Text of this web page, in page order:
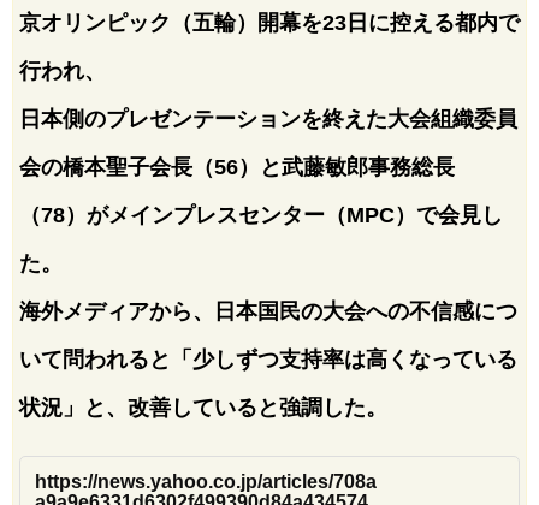
京オリンピック（五輪）開幕を23日に控える都内で
行われ、
日本側のプレゼンテーションを終えた大会組織委員
会の橋本聖子会長（56）と武藤敏郎事務総長
（78）がメインプレスセンター（MPC）で会見し
た。
海外メディアから、日本国民の大会への不信感につ
いて問われると「少しずつ支持率は高くなっている
状況」と、改善していると強調した。
https://news.yahoo.co.jp/articles/708a